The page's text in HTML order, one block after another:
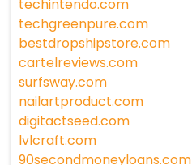
techintendo.com
techgreenpure.com
bestdropshipstore.com
cartelreviews.com
surfsway.com
nailartproduct.com
digitactseed.com
lvlcraft.com
90secondmoneyloans.com